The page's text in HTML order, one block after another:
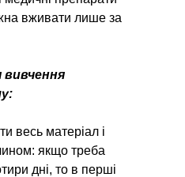
вживати лише за
вивчення
весь матеріал і
якщо треба
дні, то в перші